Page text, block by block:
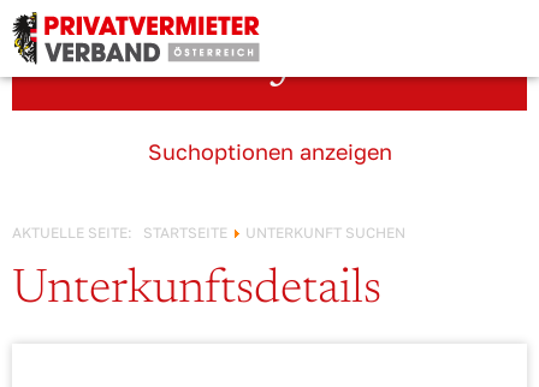
Unterkunft suchen
Suchoptionen anzeigen
AKTUELLE SEITE: STARTSEITE UNTERKUNFT SUCHEN
Unterkunftsdetails